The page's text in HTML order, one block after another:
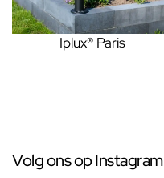
Iplux® Paris
Volg ons op Instagram